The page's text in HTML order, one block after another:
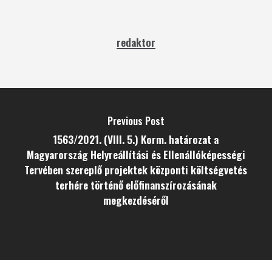
redaktor
Previous Post
1563/2021. (VIII. 5.) Korm. határozat a
Magyarország Helyreállítási és Ellenállóképességi
Tervében szereplő projektek központi költségvetés
terhére történő előfinanszírozásának
megkezdéséről